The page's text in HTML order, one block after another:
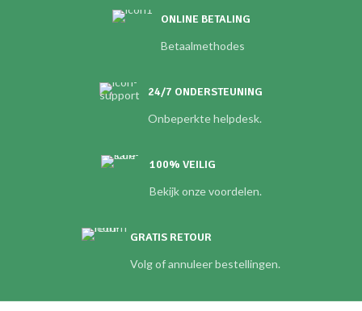
ONLINE BETALING
Betaalmethodes
24/7 ONDERSTEUNING
Onbeperkte helpdesk.
100% VEILIG
Bekijk onze voordelen.
GRATIS RETOUR
Volg of annuleer bestellingen.